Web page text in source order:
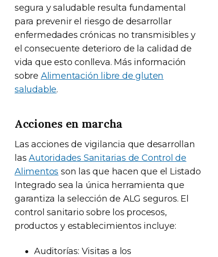
segura y saludable resulta fundamental
para prevenir el riesgo de desarrollar
enfermedades crónicas no transmisibles y
el consecuente deterioro de la calidad de
vida que esto conlleva. Más información
sobre Alimentación libre de gluten
saludable.
Acciones en marcha
Las acciones de vigilancia que desarrollan
lasAutoridades Sanitarias de Control de
Alimentos son las que hacen que el Listado
Integrado sea la única herramienta que
garantiza la selección de ALG seguros. El
control sanitario sobre los procesos,
productos y establecimientos incluye:
Auditorías: Visitas a los